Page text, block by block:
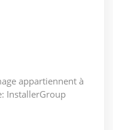
appartiennent à
InstallerGroup